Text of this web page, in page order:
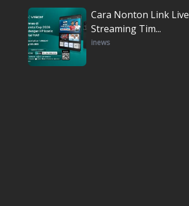
Cara Nonton Link Live
Streaming Tim...
inews